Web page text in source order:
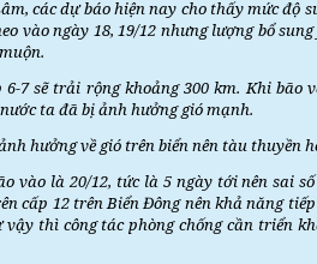
các dự báo hiện nay cho thấy mức độ
vào ngày 18, 19/12 nhưng lượng bổ
7 sẽ trải rộng khoảng 300 km. Khi
ta đã bị ảnh hưởng gió mạnh.
hưởng về gió trên biển nên tàu thuyền
vào là 20/12, tức là 5 ngày tới nên sai
cấp 12 trên Biển Đông nên khả năng
thì công tác phòng chống cần triển